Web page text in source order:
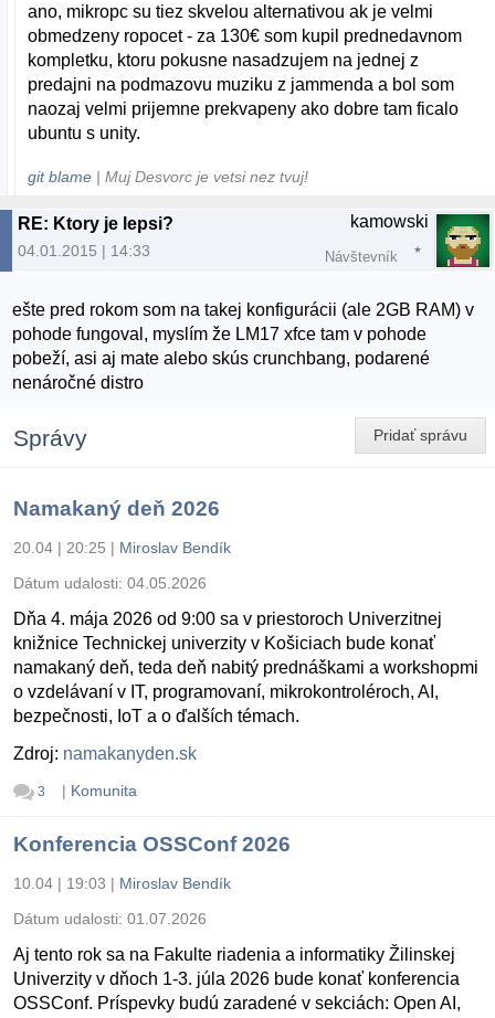
ano, mikropc su tiez skvelou alternativou ak je velmi
obmedzeny ropocet - za 130€ som kupil prednedavnom
kompletku, ktoru pokusne nasadzujem na jednej z
predajni na podmazovu muziku z jammenda a bol som
naozaj velmi prijemne prekvapeny ako dobre tam ficalo
ubuntu s unity.
git blame | Muj Desvorc je vetsi nez tvuj!
RE: Ktory je lepsi?
04.01.2015 | 14:33
kamowski
Návštevník
ešte pred rokom som na takej konfigurácii (ale 2GB RAM) v
pohode fungoval, myslím že LM17 xfce tam v pohode
pobeží, asi aj mate alebo skús crunchbang, podarené
nenáročné distro
Pridať správu
Správy
Namakaný deň 2026
20.04 | 20:25 | Miroslav Bendík
Dátum udalosti: 04.05.2026
Dňa 4. mája 2026 od 9:00 sa v priestoroch Univerzitnej
knižnice Technickej univerzity v Košiciach bude konať
namakaný deň, teda deň nabitý prednáškami a workshopmi
o vzdelávaní v IT, programovaní, mikrokontroléroch, AI,
bezpečnosti, IoT a o ďalších témach.
Zdroj: namakanyden.sk
3 | Komunita
Konferencia OSSConf 2026
10.04 | 19:03 | Miroslav Bendík
Dátum udalosti: 01.07.2026
Aj tento rok sa na Fakulte riadenia a informatiky Žilinskej
Univerzity v dňoch 1-3. júla 2026 bude konať konferencia
OSSConf. Príspevky budú zaradené v sekciách: Open AI,